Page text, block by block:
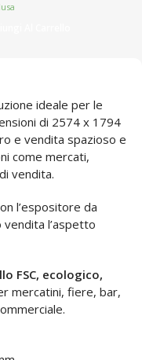
ideale per le
di 2574 x 1794
e vendita spazioso e
come mercati,
vendita.
l’espositore da
l’aspetto
FSC, ecologico,
mercatini, fiere, bar,